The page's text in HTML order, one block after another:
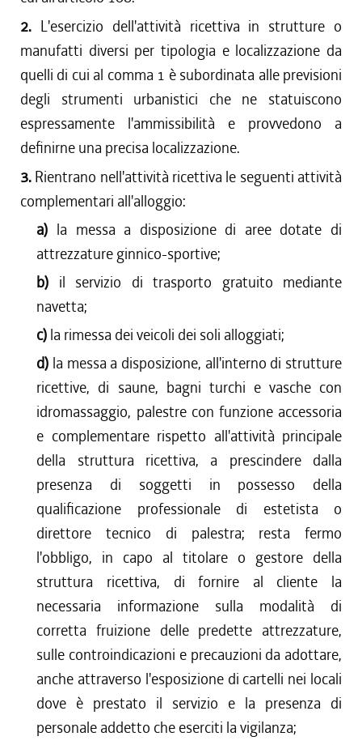
2. L'esercizio dell'attività ricettiva in strutture o
manufatti diversi per tipologia e localizzazione da
quelli di cui al comma 1 è subordinata alle previsioni
degli strumenti urbanistici che ne statuiscono
espressamente l'ammissibilità e provvedono a
definirne una precisa localizzazione.
3. Rientrano nell'attività ricettiva le seguenti attività
complementari all'alloggio:
a) la messa a disposizione di aree dotate di
attrezzature ginnico-sportive;
b) il servizio di trasporto gratuito mediante
navetta;
c) la rimessa dei veicoli dei soli alloggiati;
d) la messa a disposizione, all'interno di strutture
ricettive, di saune, bagni turchi e vasche con
idromassaggio, palestre con funzione accessoria
e complementare rispetto all'attività principale
della struttura ricettiva, a prescindere dalla
presenza di soggetti in possesso della
qualificazione professionale di estetista o
direttore tecnico di palestra; resta fermo
l'obbligo, in capo al titolare o gestore della
struttura ricettiva, di fornire al cliente la
necessaria informazione sulla modalità di
corretta fruizione delle predette attrezzature,
sulle controindicazioni e precauzioni da adottare,
anche attraverso l'esposizione di cartelli nei locali
dove è prestato il servizio e la presenza di
personale addetto che eserciti la vigilanza;